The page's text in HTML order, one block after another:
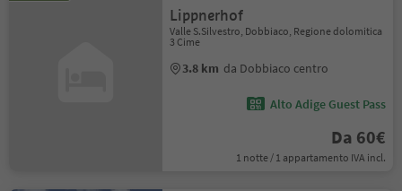
Lippnerhof
Valle S.Silvestro, Dobbiaco, Regione dolomitica
3 Cime
3.8 km da Dobbiaco centro
Alto Adige Guest Pass
Da 60€
1 notte / 1 appartamento IVA incl.